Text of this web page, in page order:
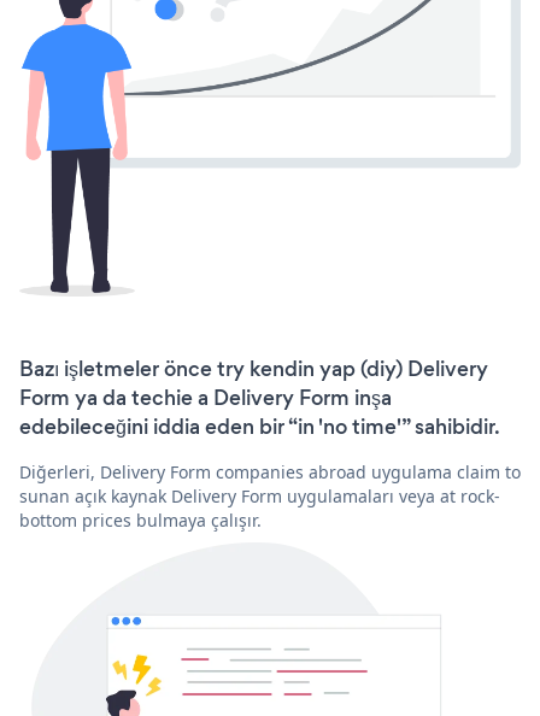
Bazı işletmeler önce try kendin yap (diy) Delivery
Form ya da techie a Delivery Form inşa
edebileceğini iddia eden bir “in 'no time'” sahibidir.
Diğerleri, Delivery Form companies abroad uygulama claim to
sunan açık kaynak Delivery Form uygulamaları veya at rock-
bottom prices bulmaya çalışır.